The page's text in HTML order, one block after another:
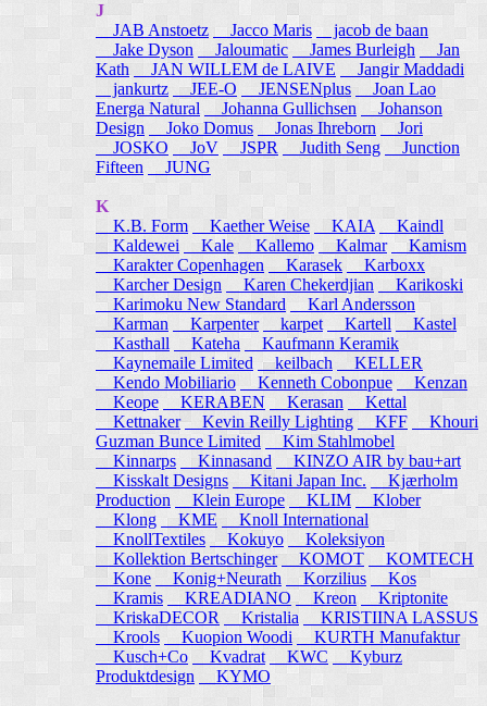
J
JAB Anstoetz
Jacco Maris
jacob de baan
Jake Dyson
Jaloumatic James Burleigh
Jan
Kath
JAN WILLEM de LAIVE
Jangir Maddadi
jankurtz JEE-O JENSENplus
Joan Lao
Energa Natural
Johanna Gullichsen
Johanson
Design
Joko Domus Jonas Ihreborn
Jori
JOSKO
JoV JSPR Judith Seng
Junction
Fifteen
JUNG
K
K.B. Form
Kaether Weise KAIA
Kaindl
Kaldewei
Kale Kallemo Kalmar
Kamism
Karakter Copenhagen
Karasek
Karboxx
Karcher Design
Karen Chekerdjian
Karikoski
Karimoku New Standard
Karl Andersson
Karman
Karpenter karpet Kartell
Kastel
Kasthall
Kateha
Kaufmann Keramik
Kaynemaile Limited keilbach
KELLER
Kendo Mobiliario
Kenneth Cobonpue
Kenzan
Keope
KERABEN Kerasan
Kettal
Kettnaker Kevin Reilly Lighting KFF
Khouri
Guzman Bunce Limited
Kim Stahlmobel
Kinnarps
Kinnasand
KINZO AIR by bau+art
Kisskalt Designs
Kitani Japan Inc.
Kjærholm
Production
Klein Europe KLIM
Klober
Klong
KME
Knoll International
KnollTextiles
Kokuyo
Koleksiyon
Kollektion Bertschinger KOMOT
KOMTECH
Kone
Konig+Neurath Korzilius
Kos
Kramis
KREADIANO Kreon
Kriptonite
KriskaDECOR
Kristalia
KRISTIINA LASSUS
Krools
Kuopion Woodi
KURTH Manufaktur
Kusch+Co
Kvadrat KWC
Kyburz
Produktdesign
KYMO